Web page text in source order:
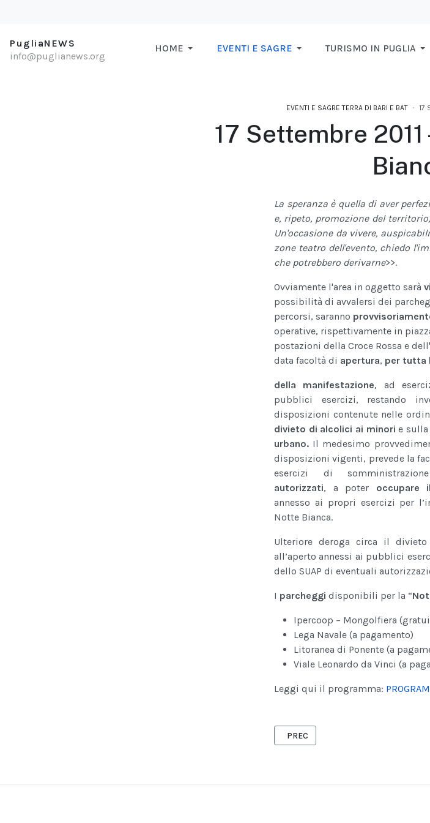
PugliaNEWS
info@puglianews.org
HOME EVENTI E SAGRE TURISMO IN PUGLIA
EVENTI E SAGRE TERRA DI BARI E BAT 17
17 Settembre
La speranza è quella di aver
e, ripeto, promozione del
Un'occasione da vivere,
zone teatro dell'evento, chiedo
che potrebbero derivarne>>.
Ovviamente l'area in oggetto sarà
possibilità di avvalersi dei
percorsi, saranno
operative, rispettivamente in
postazioni della Croce Rossa e
data facoltà di apertura, per tutta
della manifestazione, ad
pubblici esercizi, restando
disposizioni contenute nelle
divieto di alcolici ai minorie sulla
urbano. Il medesimo
disposizioni vigenti, prevede la
esercizi di
autorizzati, a poter occupare
annesso ai propri esercizi per
Notte Bianca.
Ulteriore deroga circa il
all’aperto annessi ai pubblici
dello SUAP di eventuali
I parcheggi disponibili per la “
Ipercoop – Mongolfiera
Lega Navale (a pagamento)
Litoranea di Ponente (a
Viale Leonardo da Vinci (a
Leggi qui il programma:
ARTICOLO PRECEDENTE: 27
PREC